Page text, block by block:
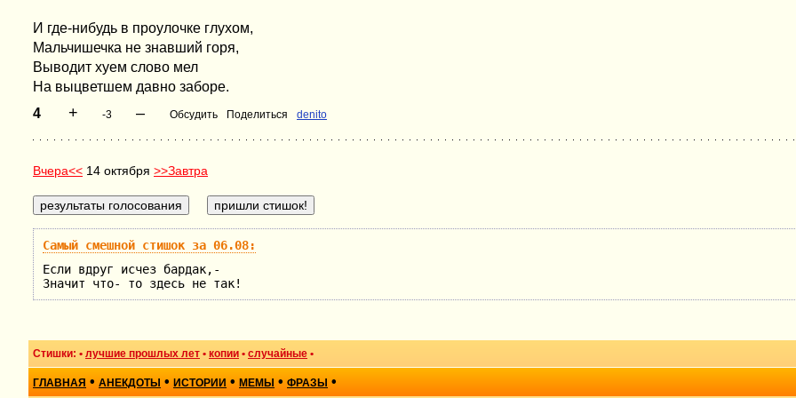
И где-нибудь в проулочке глухом,
Мальчишечка не знавший горя,
Выводит хуем слово мел
На выцветшем давно заборе.
4
+ -3 – Обсудить Поделиться denito
Вчера<< 14 октября >>Завтра
Самый смешной стишок за 06.08:
Если вдруг исчез бардак,-
Значит что- то здесь не так!
Стишки: • лучшие прошлых лет • копии • случайные •
ГЛАВНАЯ • АНЕКДОТЫ • ИСТОРИИ • МЕМЫ • ФРАЗЫ •